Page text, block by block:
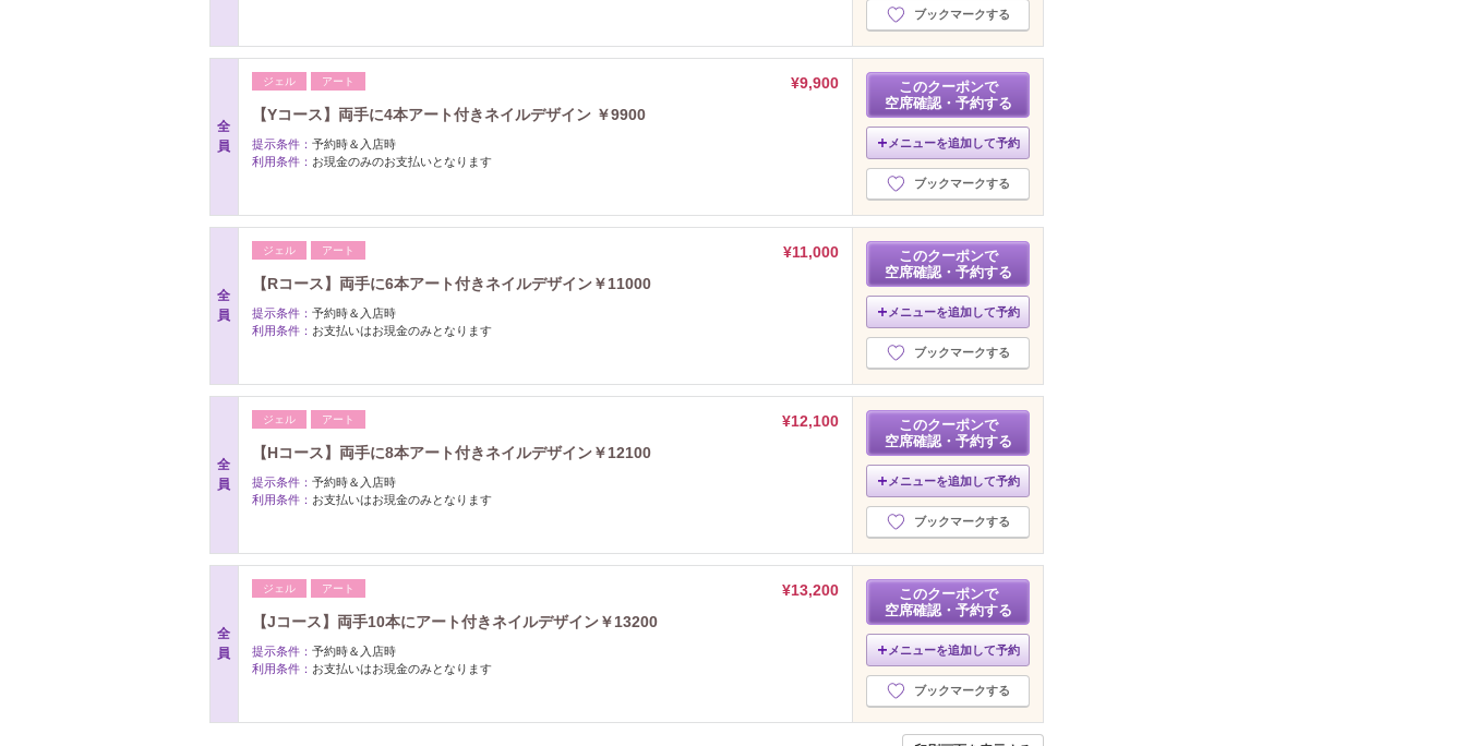
ブックマークする
全
員
ジェル アート
¥9,900
【Yコース】両手に4本アート付きネイルデザイン ￥9900
提示条件： 予約時＆入店時
利用条件： お現金のみのお支払いとなります
このクーポンで
空席確認・予約する
メニューを追加して予約
ブックマークする
全
員
ジェル アート
¥11,000
【Rコース】両手に6本アート付きネイルデザイン￥11000
提示条件： 予約時＆入店時
利用条件： お支払いはお現金のみとなります
このクーポンで
空席確認・予約する
メニューを追加して予約
ブックマークする
全
員
ジェル アート
¥12,100
【Hコース】両手に8本アート付きネイルデザイン￥12100
提示条件： 予約時＆入店時
利用条件： お支払いはお現金のみとなります
このクーポンで
空席確認・予約する
メニューを追加して予約
ブックマークする
全
員
ジェル アート
¥13,200
【Jコース】両手10本にアート付きネイルデザイン￥13200
提示条件： 予約時＆入店時
利用条件： お支払いはお現金のみとなります
このクーポンで
空席確認・予約する
メニューを追加して予約
ブックマークする